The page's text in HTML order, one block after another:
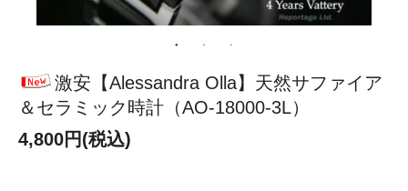
激安【Alessandra Olla】天然サファイア
＆セラミック時計（AO-18000-3L）
4,800円(税込)